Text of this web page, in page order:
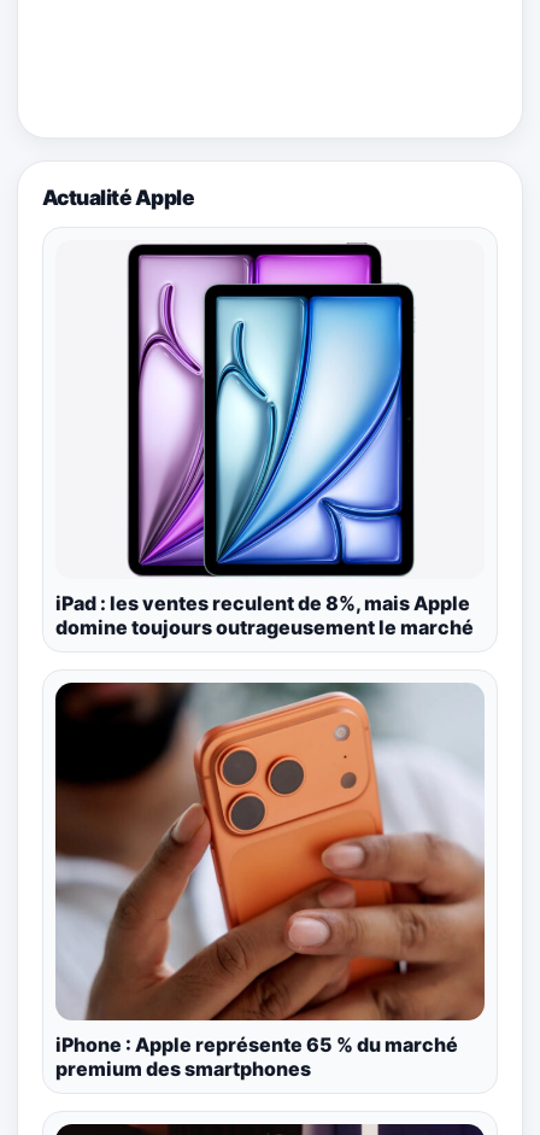
Actualité Apple
iPad : les ventes reculent de 8%, mais Apple
domine toujours outrageusement le marché
iPhone : Apple représente 65 % du marché
premium des smartphones